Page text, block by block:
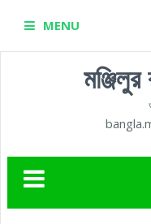
MENU
মঞ্জিলুর